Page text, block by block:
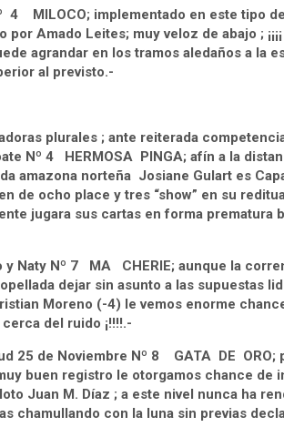
4 MILOCO; implementado en este tipo
Amado Leites; muy veloz de abajo ;
agrandar en los tramos aledaños a la
al previsto.-
plurales ; ante reiterada
Nº 4 HERMOSA PINGA; afín a la
amazona norteña Josiane Gulart es
de ocho place y tres “show” en su
jugara sus cartas en forma prematura
Naty Nº 7 MA CHERIE; aunque la
dejar sin asunto a las supuestas
Moreno (-4) le vemos enorme
del ruido ¡!!!!.-
25 de Noviembre Nº 8 GATA DE ORO;
buen registro le otorgamos chance de
Juan M. Díaz ; a este nivel nunca ha
chamullando con la luna sin previas